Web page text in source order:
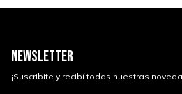
NEWSLETTER
¡Suscribite y recibí todas nuestras